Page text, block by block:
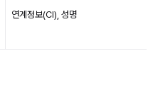
연계정보(CI), 성명